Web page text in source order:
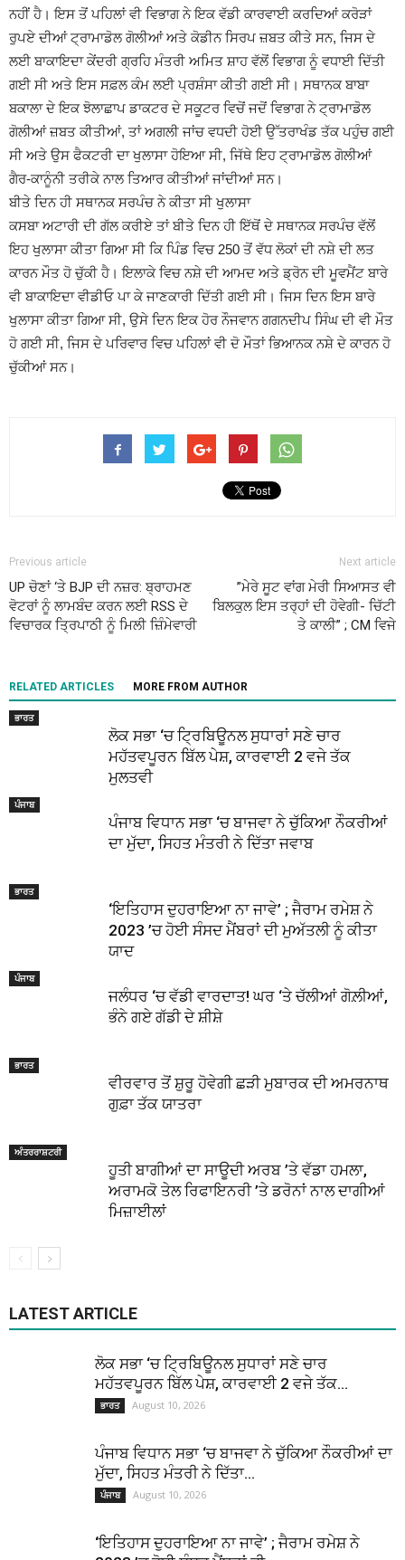
ਨਹੀਂ ਹੈ। ਇਸ ਤੋਂ ਪਹਿਲਾਂ ਵੀ ਵਿਭਾਗ ਨੇ ਇਕ ਵੱਡੀ ਕਾਰਵਾਈ ਕਰਦਿਆਂ ਕਰੋੜਾਂ
ਰੁਪਏ ਦੀਆਂ ਟ੍ਰਾਮਾਡੋਲ ਗੋਲੀਆਂ ਅਤੇ ਕੋਡੀਨ ਸਿਰਪ ਜ਼ਬਤ ਕੀਤੇ ਸਨ, ਜਿਸ ਦੇ
ਲਈ ਬਾਕਾਇਦਾ ਕੇਂਦਰੀ ਗ੍ਰਹਿ ਮੰਤਰੀ ਅਮਿਤ ਸ਼ਾਹ ਵੱਲੋਂ ਵਿਭਾਗ ਨੂੰ ਵਧਾਈ ਦਿੱਤੀ
ਗਈ ਸੀ ਅਤੇ ਇਸ ਸਫ਼ਲ ਕੰਮ ਲਈ ਪ੍ਰਸ਼ੰਸਾ ਕੀਤੀ ਗਈ ਸੀ। ਸਥਾਨਕ ਬਾਬਾ
ਬਕਾਲਾ ਦੇ ਇਕ ਝੋਲਾਛਾਪ ਡਾਕਟਰ ਦੇ ਸਕੂਟਰ ਵਿਚੋਂ ਜਦੋਂ ਵਿਭਾਗ ਨੇ ਟ੍ਰਾਮਾਡੋਲ
ਗੋਲੀਆਂ ਜ਼ਬਤ ਕੀਤੀਆਂ, ਤਾਂ ਅਗਲੀ ਜਾਂਚ ਵਧਦੀ ਹੋਈ ਉੱਤਰਾਖੰਡ ਤੱਕ ਪਹੁੰਚ ਗਈ
ਸੀ ਅਤੇ ਉਸ ਫੈਕਟਰੀ ਦਾ ਖੁਲਾਸਾ ਹੋਇਆ ਸੀ, ਜਿੱਥੇ ਇਹ ਟ੍ਰਾਮਾਡੋਲ ਗੋਲੀਆਂ
ਗੈਰ-ਕਾਨੂੰਨੀ ਤਰੀਕੇ ਨਾਲ ਤਿਆਰ ਕੀਤੀਆਂ ਜਾਂਦੀਆਂ ਸਨ।
ਬੀਤੇ ਦਿਨ ਹੀ ਸਥਾਨਕ ਸਰਪੰਚ ਨੇ ਕੀਤਾ ਸੀ ਖੁਲਾਸਾ
ਕਸਬਾ ਅਟਾਰੀ ਦੀ ਗੱਲ ਕਰੀਏ ਤਾਂ ਬੀਤੇ ਦਿਨ ਹੀ ਇੱਥੋਂ ਦੇ ਸਥਾਨਕ ਸਰਪੰਚ ਵੱਲੋਂ
ਇਹ ਖੁਲਾਸਾ ਕੀਤਾ ਗਿਆ ਸੀ ਕਿ ਪਿੰਡ ਵਿਚ 250 ਤੋਂ ਵੱਧ ਲੋਕਾਂ ਦੀ ਨਸ਼ੇ ਦੀ ਲਤ
ਕਾਰਨ ਮੌਤ ਹੋ ਚੁੱਕੀ ਹੈ। ਇਲਾਕੇ ਵਿਚ ਨਸ਼ੇ ਦੀ ਆਮਦ ਅਤੇ ਡ੍ਰੋਨ ਦੀ ਮੂਵਮੈਂਟ ਬਾਰੇ
ਵੀ ਬਾਕਾਇਦਾ ਵੀਡੀਓ ਪਾ ਕੇ ਜਾਣਕਾਰੀ ਦਿੱਤੀ ਗਈ ਸੀ। ਜਿਸ ਦਿਨ ਇਸ ਬਾਰੇ
ਖੁਲਾਸਾ ਕੀਤਾ ਗਿਆ ਸੀ, ਉਸੇ ਦਿਨ ਇਕ ਹੋਰ ਨੌਜਵਾਨ ਗਗਨਦੀਪ ਸਿੰਘ ਦੀ ਵੀ ਮੌਤ
ਹੋ ਗਈ ਸੀ, ਜਿਸ ਦੇ ਪਰਿਵਾਰ ਵਿਚ ਪਹਿਲਾਂ ਵੀ ਦੋ ਮੌਤਾਂ ਭਿਆਨਕ ਨਸ਼ੇ ਦੇ ਕਾਰਨ ਹੋ
ਚੁੱਕੀਆਂ ਸਨ।
Previous article
UP ਚੋਣਾਂ ‘ਤੇ BJP ਦੀ ਨਜ਼ਰ: ਬ੍ਰਾਹਮਣ
ਵੋਟਰਾਂ ਨੂੰ ਲਾਮਬੰਦ ਕਰਨ ਲਈ RSS ਦੇ
ਵਿਚਾਰਕ ਤ੍ਰਿਪਾਠੀ ਨੂੰ ਮਿਲੀ ਜ਼ਿੰਮੇਵਾਰੀ
Next article
”ਮੇਰੇ ਸੂਟ ਵਾਂਗ ਮੇਰੀ ਸਿਆਸਤ ਵੀ
ਬਿਲਕੁਲ ਇਸ ਤਰ੍ਹਾਂ ਦੀ ਹੋਵੇਗੀ- ਚਿੱਟੀ
ਤੇ ਕਾਲੀ” ; CM ਵਿਜੇ
RELATED ARTICLES MORE FROM AUTHOR
ਭਾਰਤ
ਲੋਕ ਸਭਾ ‘ਚ ਟ੍ਰਿਬਿਊਨਲ ਸੁਧਾਰਾਂ ਸਣੇ ਚਾਰ
ਮਹੱਤਵਪੂਰਨ ਬਿੱਲ ਪੇਸ਼, ਕਾਰਵਾਈ 2 ਵਜੇ ਤੱਕ
ਮੁਲਤਵੀ
ਪੰਜਾਬ
ਪੰਜਾਬ ਵਿਧਾਨ ਸਭਾ ‘ਚ ਬਾਜਵਾ ਨੇ ਚੁੱਕਿਆ ਨੌਕਰੀਆਂ
ਦਾ ਮੁੱਦਾ, ਸਿਹਤ ਮੰਤਰੀ ਨੇ ਦਿੱਤਾ ਜਵਾਬ
ਭਾਰਤ
‘ਇਤਿਹਾਸ ਦੁਹਰਾਇਆ ਨਾ ਜਾਵੇ’ ; ਜੈਰਾਮ ਰਮੇਸ਼ ਨੇ
2023 ’ਚ ਹੋਈ ਸੰਸਦ ਮੈਂਬਰਾਂ ਦੀ ਮੁਅੱਤਲੀ ਨੂੰ ਕੀਤਾ
ਯਾਦ
ਪੰਜਾਬ
ਜਲੰਧਰ ‘ਚ ਵੱਡੀ ਵਾਰਦਾਤ! ਘਰ ‘ਤੇ ਚੱਲੀਆਂ ਗੋਲ਼ੀਆਂ,
ਭੰਨੇ ਗਏ ਗੱਡੀ ਦੇ ਸ਼ੀਸ਼ੇ
ਭਾਰਤ
ਵੀਰਵਾਰ ਤੋਂ ਸ਼ੁਰੂ ਹੋਵੇਗੀ ਛੜੀ ਮੁਬਾਰਕ ਦੀ ਅਮਰਨਾਥ
ਗੁਫ਼ਾ ਤੱਕ ਯਾਤਰਾ
ਅੰਤਰਰਾਸ਼ਟਰੀ
ਹੂਤੀ ਬਾਗੀਆਂ ਦਾ ਸਾਊਦੀ ਅਰਬ ’ਤੇ ਵੱਡਾ ਹਮਲਾ,
ਅਰਾਮਕੋ ਤੇਲ ਰਿਫਾਇਨਰੀ ’ਤੇ ਡਰੋਨਾਂ ਨਾਲ ਦਾਗੀਆਂ
ਮਿਜ਼ਾਈਲਾਂ
LATEST ARTICLE
ਲੋਕ ਸਭਾ ‘ਚ ਟ੍ਰਿਬਿਊਨਲ ਸੁਧਾਰਾਂ ਸਣੇ ਚਾਰ
ਮਹੱਤਵਪੂਰਨ ਬਿੱਲ ਪੇਸ਼, ਕਾਰਵਾਈ 2 ਵਜੇ ਤੱਕ...
ਭਾਰਤ August 10, 2026
ਪੰਜਾਬ ਵਿਧਾਨ ਸਭਾ ‘ਚ ਬਾਜਵਾ ਨੇ ਚੁੱਕਿਆ ਨੌਕਰੀਆਂ ਦਾ
ਮੁੱਦਾ, ਸਿਹਤ ਮੰਤਰੀ ਨੇ ਦਿੱਤਾ...
ਪੰਜਾਬ August 10, 2026
‘ਇਤਿਹਾਸ ਦੁਹਰਾਇਆ ਨਾ ਜਾਵੇ’ ; ਜੈਰਾਮ ਰਮੇਸ਼ ਨੇ